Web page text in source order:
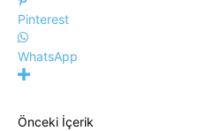
Pinterest
WhatsApp
Önceki İçerik